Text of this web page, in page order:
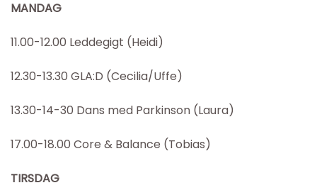
MANDAG
11.00-12.00 Leddegigt (Heidi)
12.30-13.30 GLA:D (Cecilia/Uffe)
13.30-14-30 Dans med Parkinson (Laura)
17.00-18.00 Core & Balance (Tobias)
TIRSDAG